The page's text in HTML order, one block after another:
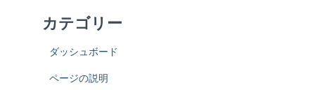
カテゴリー
ダッシュボード
ページの説明